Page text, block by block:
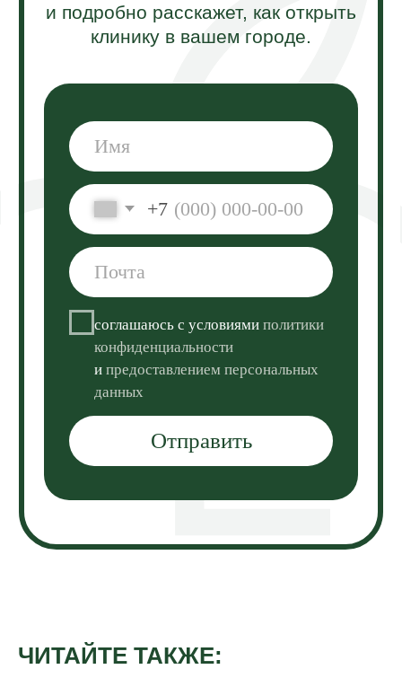
ЧИТАЙТЕ ТАКЖЕ:
Политика конфиденциальности
©Laser Love, 2018-2024
Информация, указанная на сайте,
не является публичной офертой. Подробную
информацию уточняйте у менеджеров.